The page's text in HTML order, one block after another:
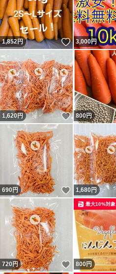
1,852円 いいね！
3,000円
1,620円 いいね！
800円
690円 いいね！
1,680円
720円 いいね！
800円
最大10%対象